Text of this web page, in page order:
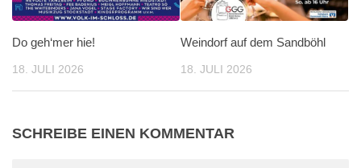
Do geh‘mer hie!
18. JULI 2026
Weindorf auf dem Sandböhl
18. JULI 2026
SCHREIBE EINEN KOMMENTAR